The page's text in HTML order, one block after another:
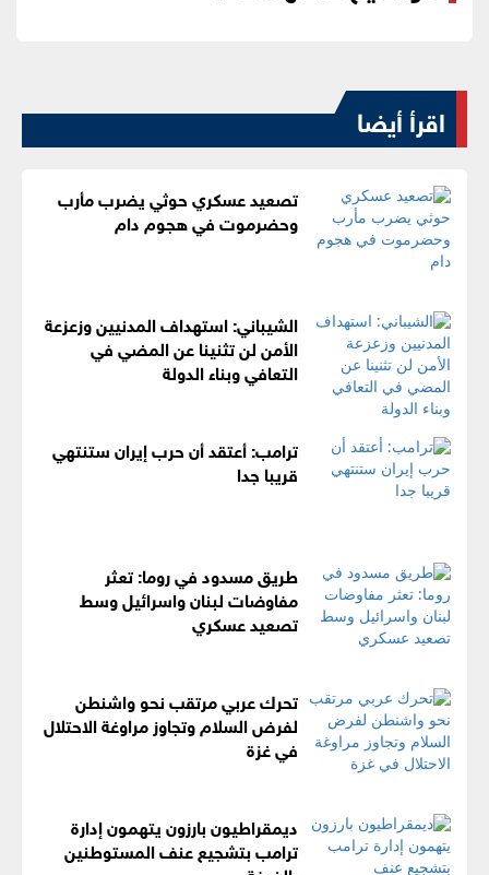
اقرأ أيضا
تصعيد عسكري حوثي يضرب مأرب
وحضرموت في هجوم دام
الشيباني: استهداف المدنيين وزعزعة
الأمن لن تثنينا عن المضي في
التعافي وبناء الدولة
ترامب: أعتقد أن حرب إيران ستنتهي
قريبا جدا
طريق مسدود في روما: تعثر
مفاوضات لبنان واسرائيل وسط
تصعيد عسكري
تحرك عربي مرتقب نحو واشنطن
لفرض السلام وتجاوز مراوغة الاحتلال
في غزة
ديمقراطيون بارزون يتهمون إدارة
ترامب بتشجيع عنف المستوطنين